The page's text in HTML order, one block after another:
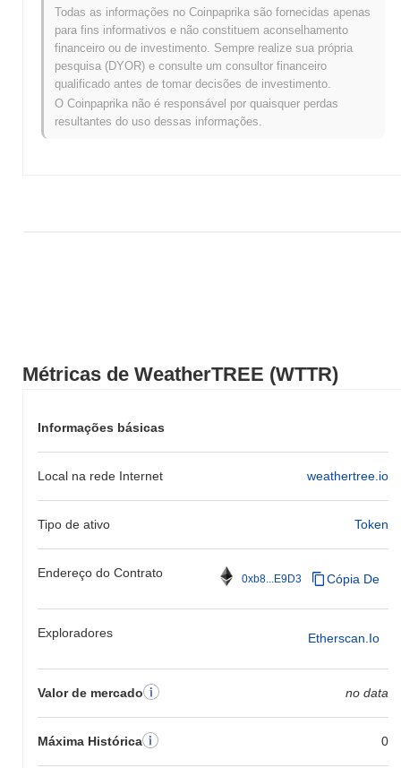
Métricas de WeatherTREE (WTTR)
Informações básicas
Local na rede Internet weathertree.io
Tipo de ativo Token
Endereço do Contrato 0xb8...E9D3 Cópia De
Exploradores Etherscan.io
Valor de mercado no data
Máxima Histórica 0
WeatherTREE está sendo negociado atualmente~0.00%abaixo
de sua ATH .
Como WeatherTREE está se desempenhando em
comparação com o mercado cripto mais amplo?
Nos últimos 7 dias, WeatherTREE ganhou
do mercado cripto geral que registrou um ganho de
Todas as informações no Coinpaprika são fornecidas apenas
para fins informativos e não constituem aconselhamento
financeiro ou de investimento. Sempre realize sua própria
pesquisa (DYOR) e consulte um consultor financeiro
qualificado antes de tomar decisões de investimento.
O Coinpaprika não é responsável por quaisquer perdas
resultantes do uso dessas informações.